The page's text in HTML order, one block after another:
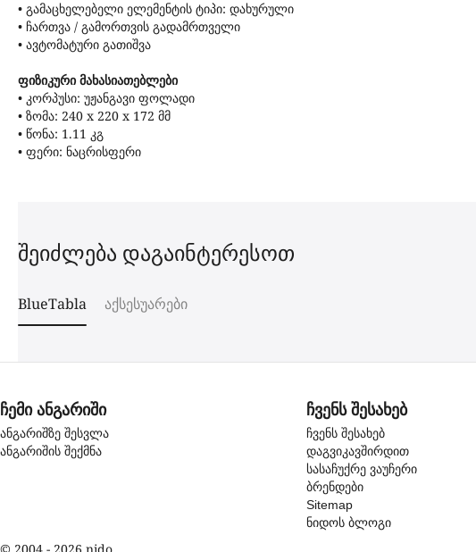
• გამაცხელებელი ელემენტის ტიპი: დახურული
• ჩართვა / გამორთვის გადამრთველი
• ავტომატური გათიშვა
ფიზიკური მახასიათებლები
• კორპუსი: უჟანგავი ფოლადი
• ზომა: 240 x 220 x 172 მმ
• წონა: 1.11 კგ
• ფერი: ნაცრისფერი
შეიძლება დაგაინტერესოთ
BlueTabla აქსესუარები
ჩემი ანგარიში
ანგარიშზე შესვლა
ანგარიშის შექმნა
ჩვენს შესახებ
ჩვენს შესახებ
დაგვიკავშირდით
სასაჩუქრე ვაუჩერი
ბრენდები
Sitemap
ნიდოს ბლოგი